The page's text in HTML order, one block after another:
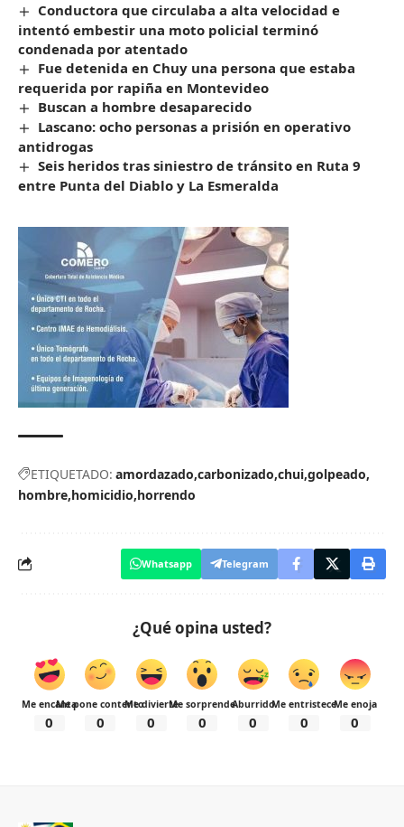
Conductora que circulaba a alta velocidad e
intentó embestir una moto policial terminó
condenada por atentado
Fue detenida en Chuy una persona que estaba
requerida por rapiña en Montevideo
Buscan a hombre desaparecido
Lascano: ocho personas a prisión en operativo
antidrogas
Seis heridos tras siniestro de tránsito en Ruta 9
entre Punta del Diablo y La Esmeralda
ETIQUETADO: amordazado carbonizado chui golpeado
hombre homicidio horrendo
Whatsapp Telegram
¿Qué opina usted?
Me encanta
0
Me pone contento
0
Me divierte
0
Me sorprende
0
Aburrido
0
Me entristece
0
Me enoja
0